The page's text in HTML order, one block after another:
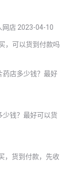
网店 2023-04-10
，可以货到付款吗
药店多少钱？最好
少钱？最好可以货
，货到付款，先收